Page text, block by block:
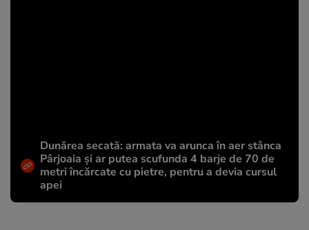
Dunărea secată: armata va arunca în aer stânca
Pârjoaia și ar putea scufunda 4 barje de 70 de
metri încărcate cu pietre, pentru a devia cursul
apei